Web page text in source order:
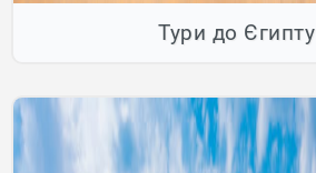
Тури до Єгипту